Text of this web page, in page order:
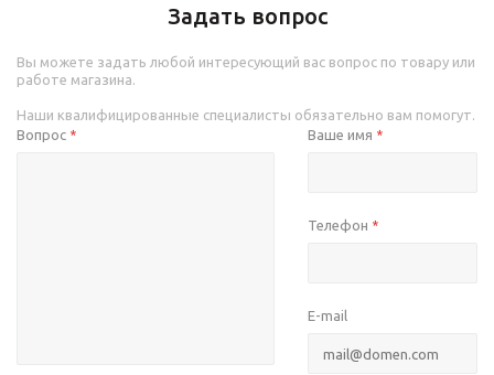
Задать вопрос
Вы можете задать любой интересующий вас вопрос по товару или
работе магазина.
Наши квалифицированные специалисты обязательно вам помогут.
Вопрос * Ваше имя *
Телефон *
E-mail